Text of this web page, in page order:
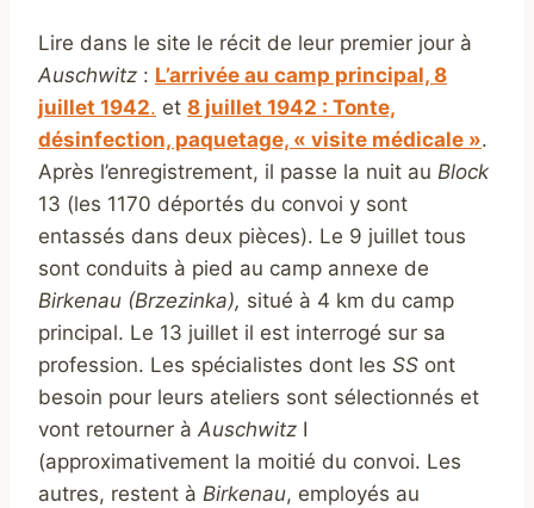
Lire dans le site le récit de leur premier jour à
Auschwitz : L’arrivée au camp principal, 8
juillet 1942. et 8 juillet 1942 : Tonte,
désinfection, paquetage, « visite médicale ».
Après l’enregistrement, il passe la nuit au Block
13 (les 1170 déportés du convoi y sont
entassés dans deux pièces). Le 9 juillet tous
sont conduits à pied au camp annexe de
Birkenau (Brzezinka), situé à 4 km du camp
principal. Le 13 juillet il est interrogé sur sa
profession. Les spécialistes dont les SS ont
besoin pour leurs ateliers sont sélectionnés et
vont retourner à Auschwitz I
(approximativement la moitié du convoi. Les
autres, restent à Birkenau, employés au